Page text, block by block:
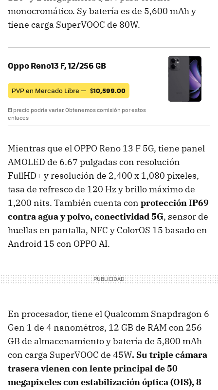
monocromático. Sy batería es de 5,600 mAh y
tiene carga SuperVOOC de 80W.
Oppo Reno13 F, 12/256 GB
PVP en Mercado Libre — $10,599.00
El precio podría variar. Obtenemos comisión por estos
enlaces
Mientras que el OPPO Reno 13 F 5G, tiene panel
AMOLED de 6.67 pulgadas con resolución
FullHD+ y resolución de 2,400 x 1,080 pixeles,
tasa de refresco de 120 Hz y brillo máximo de
1,200 nits. También cuenta con protección IP69
contra agua y polvo, conectividad 5G, sensor de
huellas en pantalla, NFC y ColorOS 15 basado en
Android 15 con OPPO AI.
En procesador, tiene el Qualcomm Snapdragon 6
Gen 1 de 4 nanométros, 12 GB de RAM con 256
GB de almacenamiento y batería de 5,800 mAh
con carga SuperVOOC de 45W. Su triple cámara
trasera vienen con lente principal de 50
megapixeles con estabilización óptica (OIS), 8